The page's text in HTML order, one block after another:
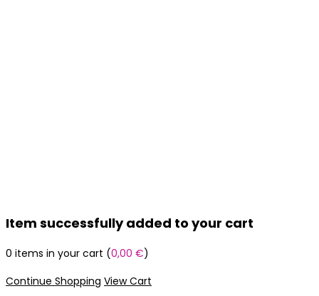
Item successfully added to your cart
0 items in your cart (0,00 €)
Continue Shopping View Cart